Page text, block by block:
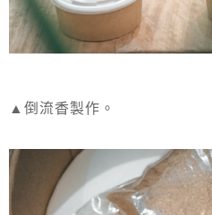
▲倒流香製作。